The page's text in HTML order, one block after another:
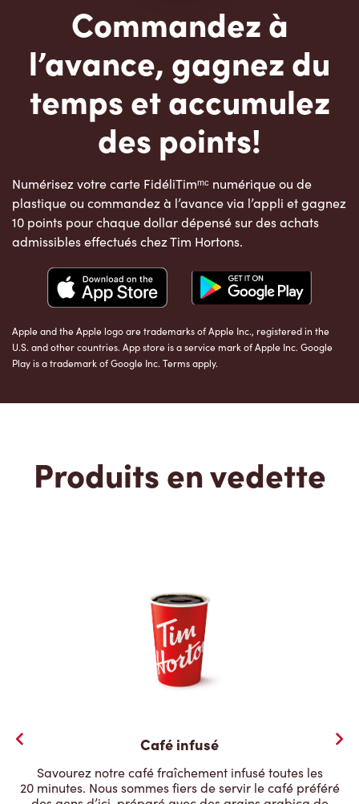
Commandez à
l’avance, gagnez du
temps et accumulez
des points!
Numérisez votre carte FidéliTimᵐᶜ numérique ou de
plastique ou commandez à l’avance via l’appli et gagnez
10 points pour chaque dollar dépensé sur des achats
admissibles effectués chez Tim Hortons.
Apple and the Apple logo are trademarks of Apple Inc., registered in the
U.S. and other countries. App store is a service mark of Apple Inc. Google
Play is a trademark of Google Inc. Terms apply.
Produits en vedette
Café infusé
Savourez notre café fraîchement infusé toutes les
20 minutes. Nous sommes fiers de servir le café préféré